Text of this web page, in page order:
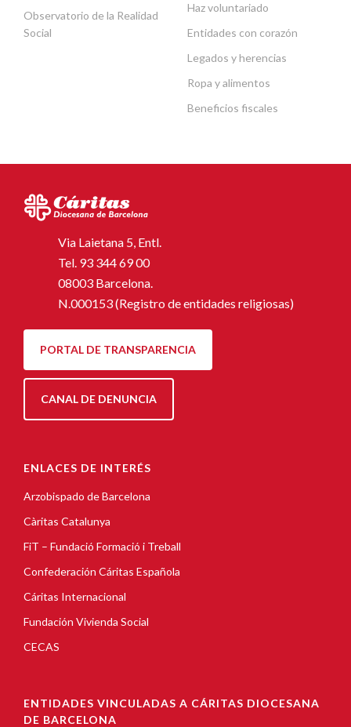
Observatorio de la Realidad
Social
Haz voluntariado
Entidades con corazón
Legados y herencias
Ropa y alimentos
Beneficios fiscales
Via Laietana 5, Entl.
Tel. 93 344 69 00
08003 Barcelona.
N.000153 (Registro de entidades religiosas)
PORTAL DE TRANSPARENCIA
CANAL DE DENUNCIA
ENLACES DE INTERÉS
Arzobispado de Barcelona
Càritas Catalunya
FiT – Fundació Formació i Treball
Confederación Cáritas Española
Cáritas Internacional
Fundación Vivienda Social
CECAS
ENTIDADES VINCULADAS A CÁRITAS DIOCESANA
DE BARCELONA